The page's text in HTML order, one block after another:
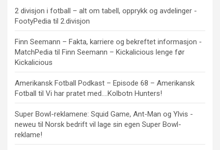
2 divisjon i fotball – alt om tabell, opprykk og avdelinger -
FootyPedia til 2.divisjon
Finn Seemann – Fakta, karriere og bekreftet informasjon -
MatchPedia til Finn Seemann – Kickalicious lenge før
Kickalicious
Amerikansk Fotball Podkast – Episode 68 – Amerikansk
Fotball til Vi har pratet med….Kolbotn Hunters!
Super Bowl-reklamene: Squid Game, Ant-Man og Ylvis -
neweu til Norsk bedrift vil lage sin egen Super Bowl-
reklame!